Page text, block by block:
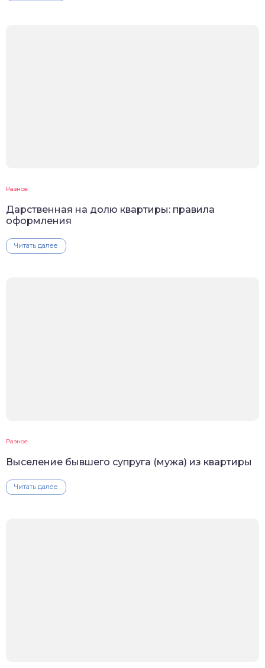
Разное
Дарственная на долю квартиры: правила
оформления
Читать далее
Разное
Выселение бывшего супруга (мужа) из квартиры
Читать далее